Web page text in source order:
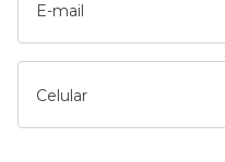
E-mail
Celular